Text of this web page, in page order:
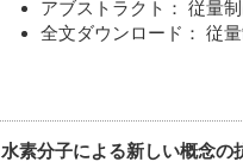
アブストラクト： 従量
全文ダウンロード： 従
水素分子による新しい概念の